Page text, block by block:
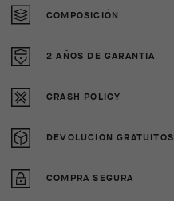
COMPOSICIÓN
2 AÑOS DE GARANTIA
CRASH POLICY
DEVOLUCION GRATUITOS
COMPRA SEGURA